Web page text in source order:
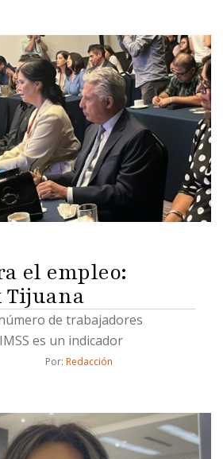
el empleo:
Tijuana
de trabajadores
es un indicador
Por: Redacción